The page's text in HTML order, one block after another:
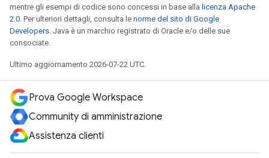
mentre gli esempi di codice sono concessi in base alla licenza Apache
2.0. Per ulteriori dettagli, consulta le norme del sito di Google
Developers. Java è un marchio registrato di Oracle e/o delle sue
consociate.
Ultimo aggiornamento 2026-07-22 UTC.
Prova Google Workspace
Community di amministrazione
Assistenza clienti